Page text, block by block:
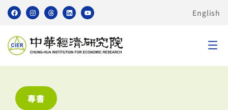
English
專書